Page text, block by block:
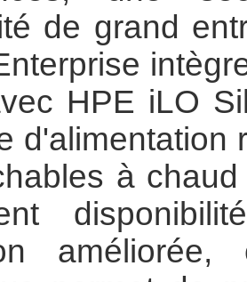
de grand
HPE iLO
d'alimentation
à
améliorée,